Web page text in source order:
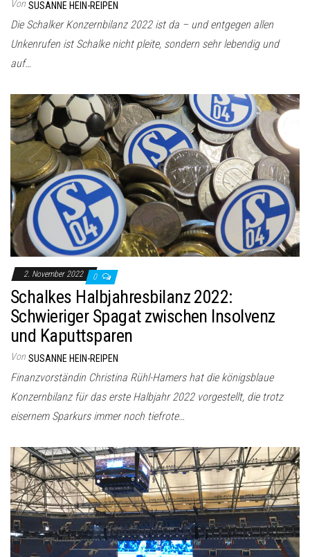
Von SUSANNE HEIN-REIPEN
Die Schalker Konzernbilanz 2022 ist da – und entgegen allen
Unkenrufen ist Schalke nicht pleite, sondern sehr lebendig und
auf…
2. November 2022 0
Schalkes Halbjahresbilanz 2022:
Schwieriger Spagat zwischen Insolvenz
und Kaputtsparen
Von SUSANNE HEIN-REIPEN
Finanzvorständin Christina Rühl-Hamers hat die königsblaue
Konzernbilanz für das erste Halbjahr 2022 vorgestellt, die trotz
eisernem Sparkurs immer noch tiefrote…